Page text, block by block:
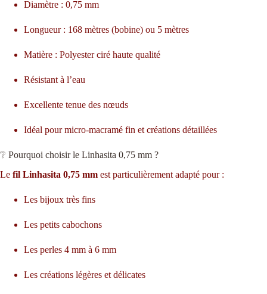
Diamètre : 0,75 mm
Longueur : 168 mètres (bobine) ou 5 mètres
Matière : Polyester ciré haute qualité
Résistant à l’eau
Excellente tenue des nœuds
Idéal pour micro-macramé fin et créations détaillées
❔ Pourquoi choisir le Linhasita 0,75 mm ?
Le fil Linhasita 0,75 mm est particulièrement adapté pour :
Les bijoux très fins
Les petits cabochons
Les perles 4 mm à 6 mm
Les créations légères et délicates